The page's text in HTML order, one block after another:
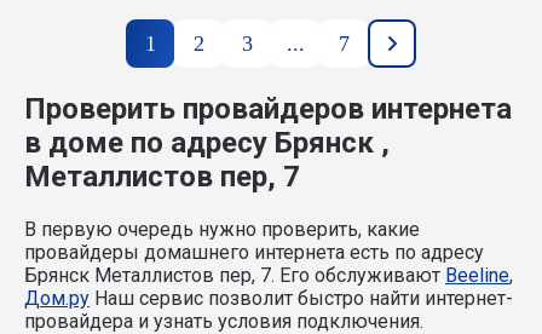
1 2 3 ... 7
Проверить провайдеров интернета
в доме по адресу Брянск ,
Металлистов пер, 7
В первую очередь нужно проверить, какие
провайдеры домашнего интернета есть по адресу
Брянск Металлистов пер, 7. Его обслуживают Beeline,
Дом.ру Наш сервис позволит быстро найти интернет-
провайдера и узнать условия подключения.